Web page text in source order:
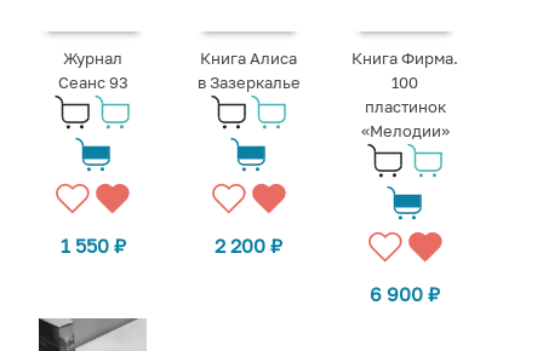
Журнал
Сеанс 93
1 550 ₽
Книга Алиса
в Зазеркалье
2 200₽
Книга Фирма.
100
пластинок
«Мелодии»
6 900₽